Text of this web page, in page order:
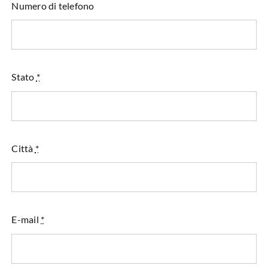
Numero di telefono
Stato *
Città *
E-mail *